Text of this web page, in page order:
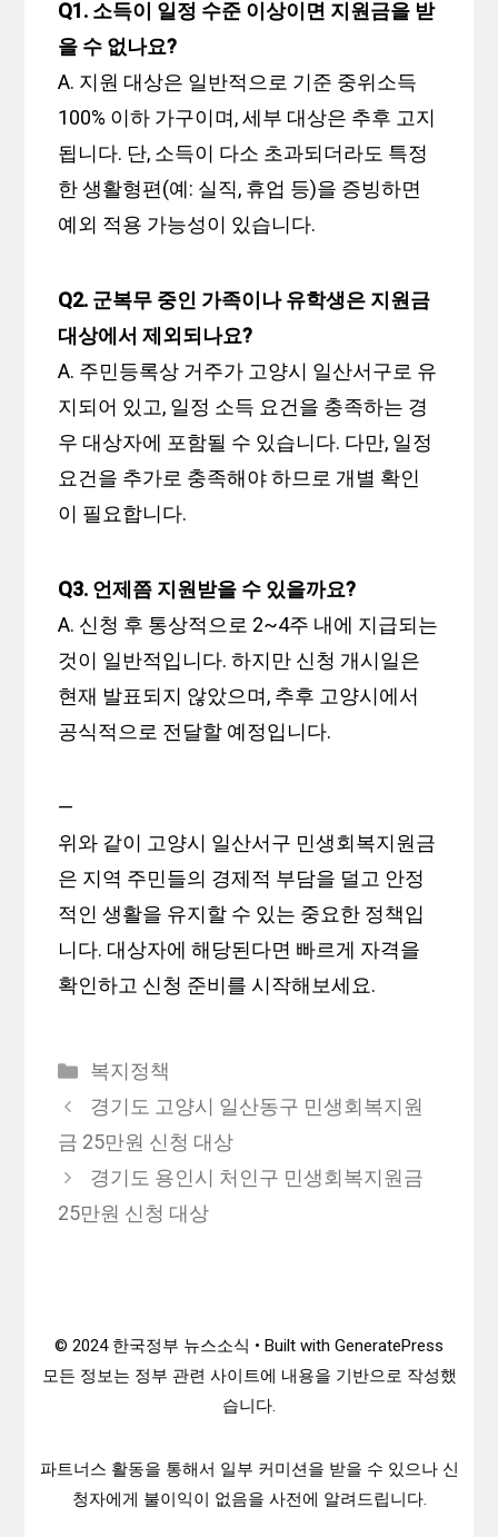
Q1. 소득이 일정 수준 이상이면 지원금을 받
을 수 없나요?
A. 지원 대상은 일반적으로 기준 중위소득
100% 이하 가구이며, 세부 대상은 추후 고지
됩니다. 단, 소득이 다소 초과되더라도 특정
한 생활형편(예: 실직, 휴업 등)을 증빙하면
예외 적용 가능성이 있습니다.
Q2. 군복무 중인 가족이나 유학생은 지원금
대상에서 제외되나요?
A. 주민등록상 거주가 고양시 일산서구로 유
지되어 있고, 일정 소득 요건을 충족하는 경
우 대상자에 포함될 수 있습니다. 다만, 일정
요건을 추가로 충족해야 하므로 개별 확인
이 필요합니다.
Q3. 언제쯤 지원받을 수 있을까요?
A. 신청 후 통상적으로 2~4주 내에 지급되는
것이 일반적입니다. 하지만 신청 개시일은
현재 발표되지 않았으며, 추후 고양시에서
공식적으로 전달할 예정입니다.
—
위와 같이 고양시 일산서구 민생회복지원금
은 지역 주민들의 경제적 부담을 덜고 안정
적인 생활을 유지할 수 있는 중요한 정책입
니다. 대상자에 해당된다면 빠르게 자격을
확인하고 신청 준비를 시작해보세요.
카
테
리
복지정책
경기도 고양시 일산동구 민생회복지원
금 25만원 신청 대상
경기도 용인시 처인구 민생회복지원금
25만원 신청 대상
© 2024 한국정부 뉴스소식 • Built with GeneratePress
모든 정보는 정부 관련 사이트에 내용을 기반으로 작성했
습니다.
파트너스 활동을 통해서 일부 커미션을 받을 수 있으나 신
청자에게 불이익이 없음을 사전에 알려드립니다.